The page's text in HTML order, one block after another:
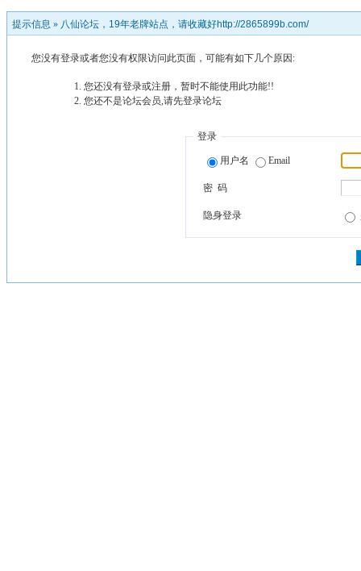
提示信息 » 八仙论坛，19年老牌站点，请收藏好http://2865899b.com/
您没有登录或者您没有权限访问此页面，可能有如下几个原因:
您还没有登录或注册，暂时不能使用此功能!!
您还不是论坛会员,请先登录论坛
登录
用户名 Email
密 码
隐身登录